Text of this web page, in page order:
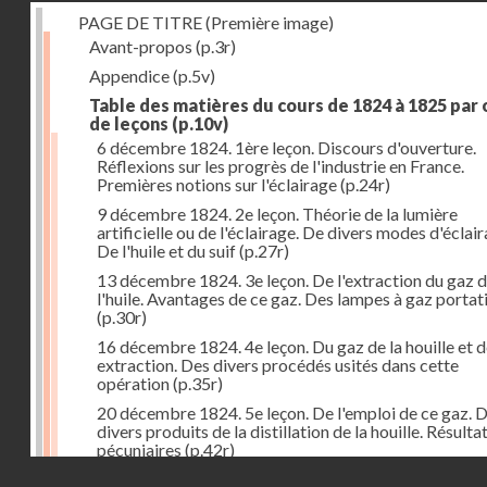
PAGE DE TITRE (Première image)
Avant-propos (p.3r)
Appendice(p.5v)
Table des matières du cours de 1824 à 1825 par
de leçons (p.10v)
6 décembre 1824. 1ère leçon. Discours d'ouverture.
Réflexions sur les progrès de l'industrie en France.
Premières notions sur l'éclairage(p.24r)
9 décembre 1824. 2e leçon. Théorie de la lumière
artificielle ou de l'éclairage. De divers modes
De l'huile et du suif(p.27r)
13 décembre 1824. 3e leçon. De l'extraction du gaz
l'huile. Avantages de ce gaz. Des lampes à gaz
(p.30r)
16 décembre 1824. 4e leçon. Du gaz de la houille et
extraction. Des divers procédés usités dans cette
opération(p.35r)
20 décembre 1824. 5e leçon. De l'emploi de ce gaz.
divers produits de la distillation de la houille.
pécuniaires (p.42r)